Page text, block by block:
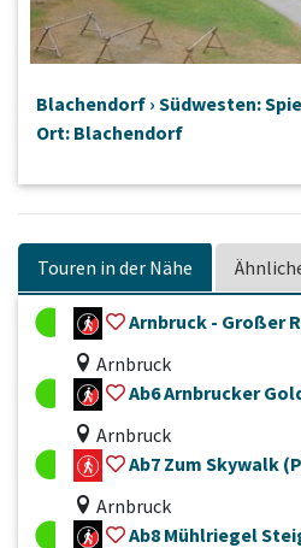
Blachendorf › Südwesten:
Ort: Blachendorf
Touren in der Nähe
Arnbruck - Großer
Arnbruck
Ab6 Arnbrucker
Arnbruck
Ab7 Zum Skywalk
Arnbruck
Ab8 Mühlriegel